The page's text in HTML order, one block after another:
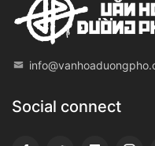
Social connect